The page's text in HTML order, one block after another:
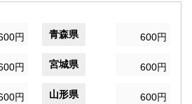
円 青森県 600円
円 宮城県 600円
円 山形県 600円